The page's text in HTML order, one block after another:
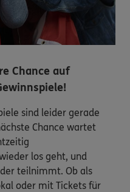
Chance auf
sind leider gerade
Chance wartet
los geht, und
teilnimmt. Ob als
oder mit Tickets für